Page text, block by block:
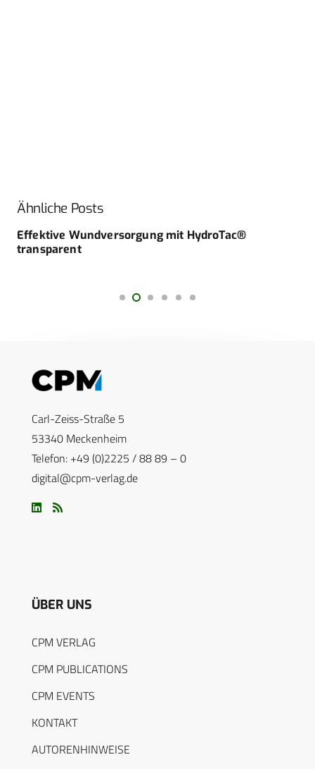
Ähnliche Posts
Effektive Wundversorgung mit HydroTac®
transparent
Carl-Zeiss-Straße 5
53340 Meckenheim
Telefon: +49 (0)2225 / 88 89 – 0
digital@cpm-verlag.de
ÜBER UNS
CPM VERLAG
CPM PUBLICATIONS
CPM EVENTS
KONTAKT
AUTORENHINWEISE